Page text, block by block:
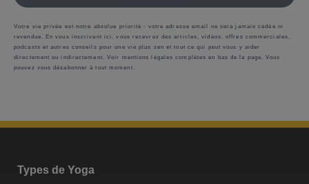
Votre vie privée est notre absolue priorité : votre adresse email ne sera jamais cédée ni
revendue. En vous inscrivant ici, vous recevrez des articles, vidéos, offres commerciales,
podcasts et autres conseils pour une vie plus zen et tout ce qui peut vous y aider
directement ou indirectement. Voir mentions légales complètes en bas de la page. Vous
pouvez vous désabonner à tout moment.
Types de Yoga